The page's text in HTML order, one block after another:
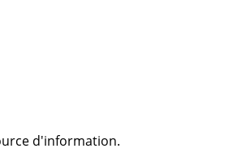
d'information.